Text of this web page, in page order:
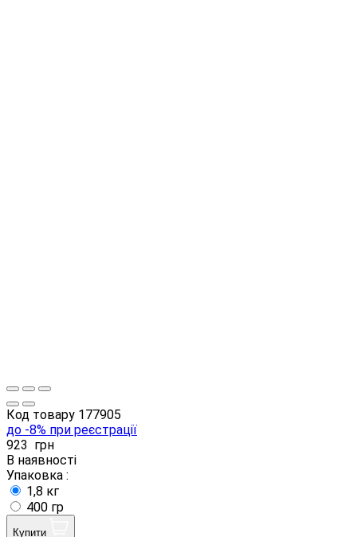
Код товару 177905
до -8% при реєстрації
923 грн
В наявності
Упаковка :
1,8 кг
400 гр
Купити